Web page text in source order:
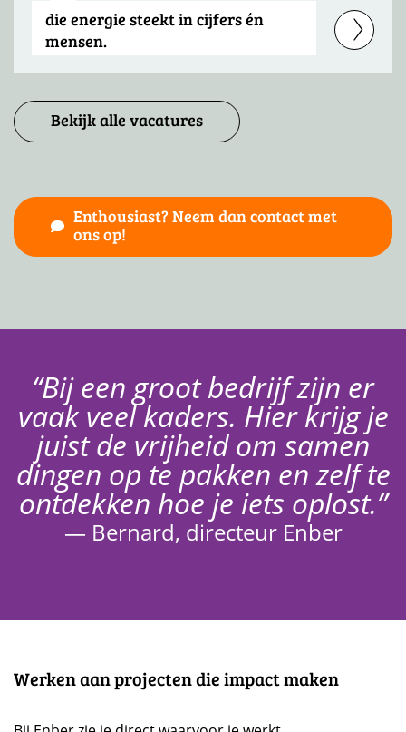
die energie steekt in cijfers én
mensen.
Bekijk alle vacatures
Enthousiast? Neem dan contact met
ons op!
“Bij een groot bedrijf zijn er
vaak veel kaders. Hier krijg je
juist de vrijheid om samen
dingen op te pakken en zelf te
ontdekken hoe je iets oplost.”
— Bernard, directeur Enber
Werken aan projecten die impact maken